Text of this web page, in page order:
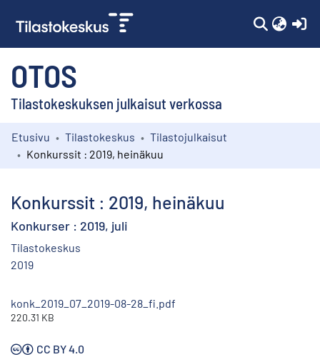
OTOS
Tilastokeskuksen julkaisut verkossa
Kokoelmat
Etusivu Tilastokeskus
Tilastojulkaisut
Konkurssit : 2019, heinäkuu
Konkurssit : 2019, heinäkuu
Konkurser : 2019, juli
Tilastokeskus
2019
konk_2019_07_2019-08-28_fi.pdf
220.31 KB
CC BY 4.0